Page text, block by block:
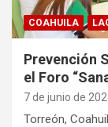
COAHUILA
Prevención
el Foro
7 de junio de
Torreón,